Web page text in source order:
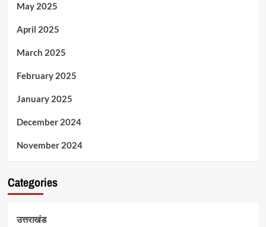
May 2025
April 2025
March 2025
February 2025
January 2025
December 2024
November 2024
Categories
उत्तराखंड